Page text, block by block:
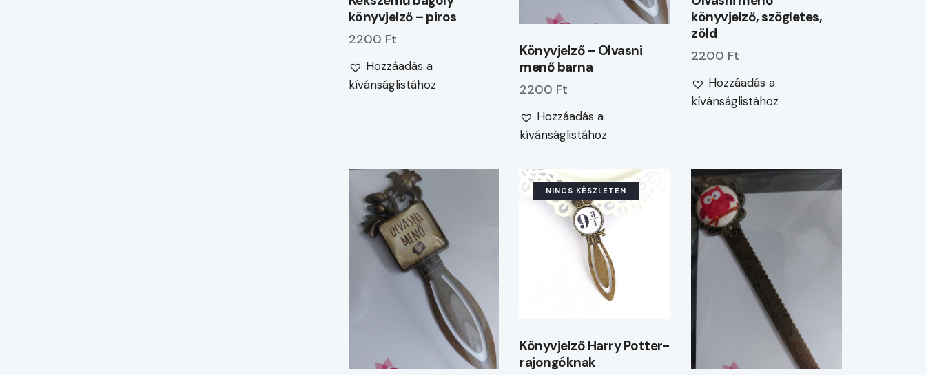
könyvjelző – piros
2200 Ft
Hozzáadás a
kívánságlistához
Könyvjelző – Olvasni
menő barna
2200 Ft
Hozzáadás a
kívánságlistához
könyvjelző, szögletes,
zöld
2200 Ft
Hozzáadás a
kívánságlistához
NINCS KÉSZLETEN
Könyvjelző Harry Potter-
rajongóknak